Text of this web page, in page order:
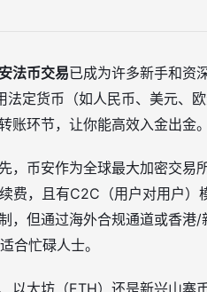
法币交易已成为许多新手和资
法定货币（如人民币、美元、
账环节，让你能高效入金出金。
，币安作为全球最大加密交易
费，且有C2C（用户对用户
，但通过海外合规通道或香港/
合忙碌人士。
以太坊（ETH）还是新兴山寨